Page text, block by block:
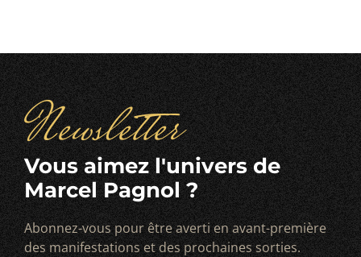
Newsletter
Vous aimez l'univers de
Marcel Pagnol ?
Abonnez-vous pour être averti en avant-première
des manifestations et des prochaines sorties.